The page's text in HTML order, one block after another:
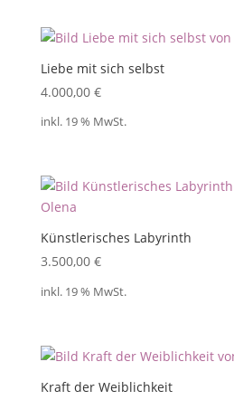
Liebe mit sich selbst
4.000,00 €
inkl. 19 % MwSt.
Künstlerisches Labyrinth
3.500,00 €
inkl. 19 % MwSt.
Kraft der Weiblichkeit